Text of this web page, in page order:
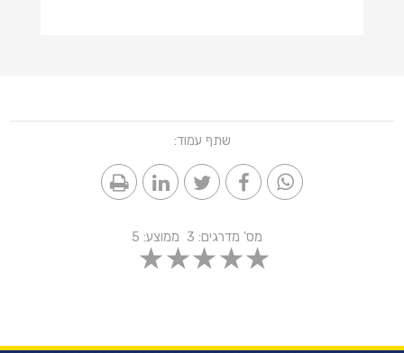
שתף עמוד:
מס' מדרגים: 3 ממוצע: 5